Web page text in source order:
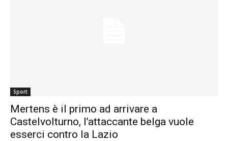
Sport
Mertens è il primo ad arrivare a
Castelvolturno, l’attaccante belga vuole
esserci contro la Lazio